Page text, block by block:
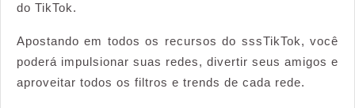
do TikTok.
Apostando em todos os recursos do sssTikTok, você
poderá impulsionar suas redes, divertir seus amigos e
aproveitar todos os filtros e trends de cada rede.